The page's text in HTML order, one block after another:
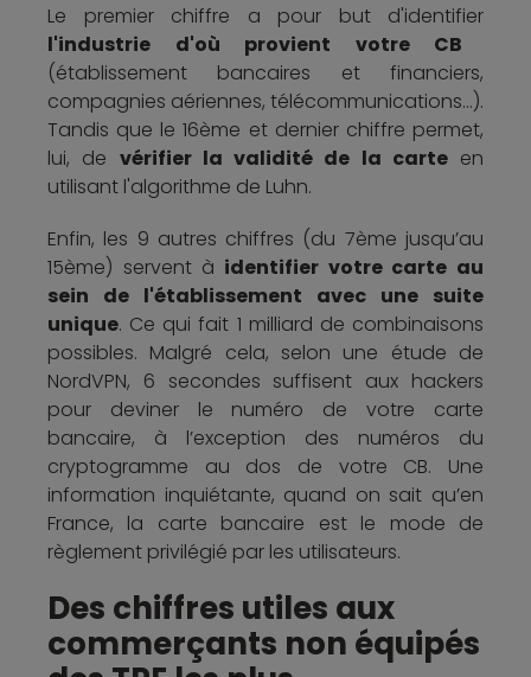
Le premier chiffre a pour but d'identifier
l'industrie d'où provient votre CB
(établissement bancaires et financiers,
compagnies aériennes, télécommunications...).
Tandis que le 16ème et dernier chiffre permet,
lui, de vérifier la validité de la carteen
utilisant l'algorithme de Luhn.
Enfin, les 9 autres chiffres (du 7ème jusqu’au
15ème) servent à identifier votre carte au
sein de l'établissement avec une suite
unique. Ce qui fait 1 milliard de combinaisons
possibles. Malgré cela, selon une étude de
NordVPN, 6 secondes suffisent aux hackers
pour deviner le numéro de votre carte
bancaire, à l’exception des numéros du
cryptogramme au dos de votre CB. Une
information inquiétante, quand on sait qu’en
France, la carte bancaire est le mode de
règlement privilégié par les utilisateurs.
Des chiffres utiles aux
commerçants non équipés